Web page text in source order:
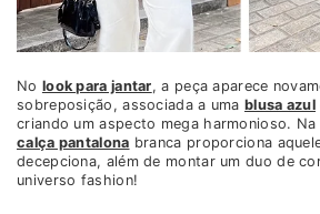
No look para jantar, a peça aparece
sobreposição, associada a umablusa azul
criando um aspecto mega harmonioso.
calça pantalona branca proporciona
decepciona, além de montar um duo de
universo fashion!